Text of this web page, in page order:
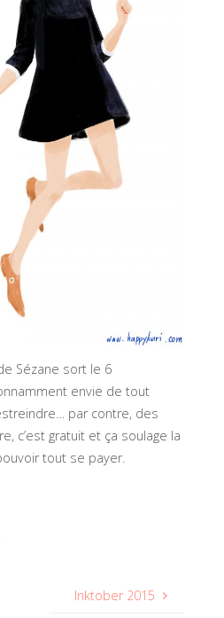
Sézane sort le 6
envie de tout
par contre, des
c’est gratuit et ça soulage la
tout se payer.
Inktober 2015